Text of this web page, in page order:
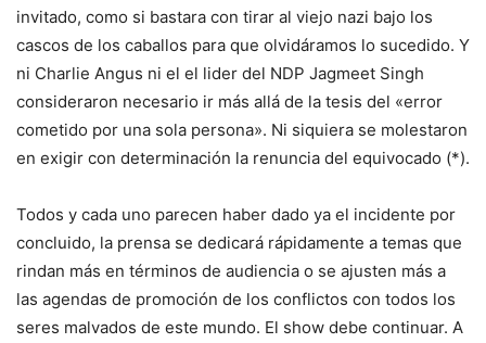
invitado, como si bastara con tirar al viejo nazi bajo los
cascos de los caballos para que olvidáramos lo sucedido. Y
ni Charlie Angus ni el el lider del NDP Jagmeet Singh
consideraron necesario ir más allá de la tesis del «error
cometido por una sola persona». Ni siquiera se molestaron
en exigir con determinación la renuncia del equivocado (*).
Todos y cada uno parecen haber dado ya el incidente por
concluido, la prensa se dedicará rápidamente a temas que
rindan más en términos de audiencia o se ajusten más a
las agendas de promoción de los conflictos con todos los
seres malvados de este mundo. El show debe continuar. A